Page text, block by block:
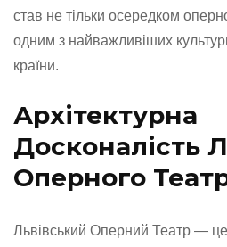
став не тільки осередком
одним з найважливіших
країни.
Архітектурна
Досконалість
Оперного
Львівський Оперний Театр —